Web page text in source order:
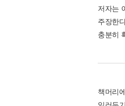
저자는
주장한
충분히
책머리